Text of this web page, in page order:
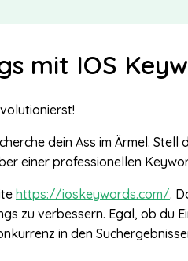
mit IOS
dein Ass im Ärmel.
einer professionellen
https://ioskeywords.com/.
zu verbessern. Egal, ob du
in den